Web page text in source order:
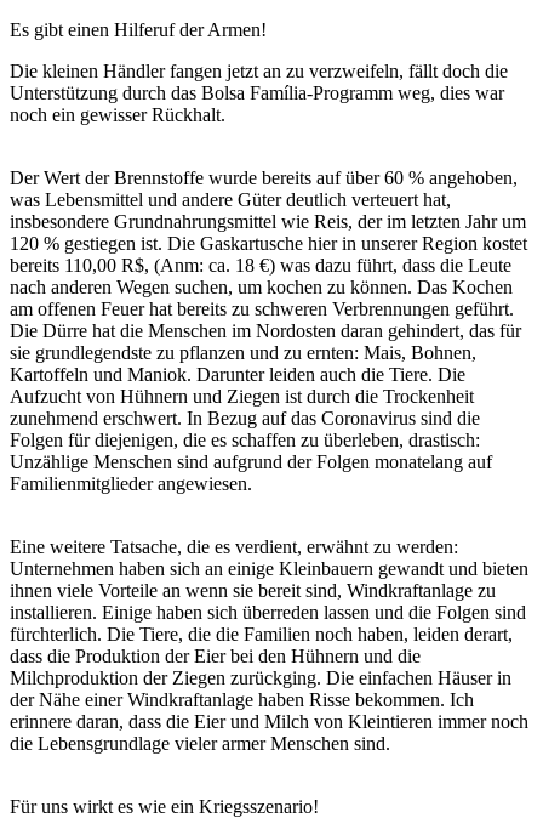
Es gibt einen Hilferuf der Armen!
Die kleinen Händler fangen jetzt an zu verzweifeln, fällt doch die
Unterstützung durch das Bolsa Família-Programm weg, dies war
noch ein gewisser Rückhalt.
Der Wert der Brennstoffe wurde bereits auf über 60 % angehoben,
was Lebensmittel und andere Güter deutlich verteuert hat,
insbesondere Grundnahrungsmittel wie Reis, der im letzten Jahr um
120 % gestiegen ist. Die Gaskartusche hier in unserer Region kostet
bereits 110,00 R$, (Anm: ca. 18 €) was dazu führt, dass die Leute
nach anderen Wegen suchen, um kochen zu können. Das Kochen
am offenen Feuer hat bereits zu schweren Verbrennungen geführt.
Die Dürre hat die Menschen im Nordosten daran gehindert, das für
sie grundlegendste zu pflanzen und zu ernten: Mais, Bohnen,
Kartoffeln und Maniok. Darunter leiden auch die Tiere. Die
Aufzucht von Hühnern und Ziegen ist durch die Trockenheit
zunehmend erschwert. In Bezug auf das Coronavirus sind die
Folgen für diejenigen, die es schaffen zu überleben, drastisch:
Unzählige Menschen sind aufgrund der Folgen monatelang auf
Familienmitglieder angewiesen.
Eine weitere Tatsache, die es verdient, erwähnt zu werden:
Unternehmen haben sich an einige Kleinbauern gewandt und bieten
ihnen viele Vorteile an wenn sie bereit sind, Windkraftanlage zu
installieren. Einige haben sich überreden lassen und die Folgen sind
fürchterlich. Die Tiere, die die Familien noch haben, leiden derart,
dass die Produktion der Eier bei den Hühnern und die
Milchproduktion der Ziegen zurückging. Die einfachen Häuser in
der Nähe einer Windkraftanlage haben Risse bekommen. Ich
erinnere daran, dass die Eier und Milch von Kleintieren immer noch
die Lebensgrundlage vieler armer Menschen sind.
Für uns wirkt es wie ein Kriegsszenario!